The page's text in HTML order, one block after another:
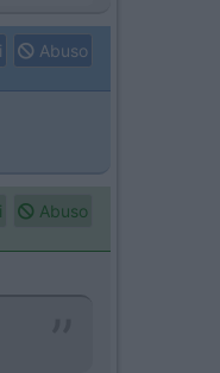
Abuso
Abuso